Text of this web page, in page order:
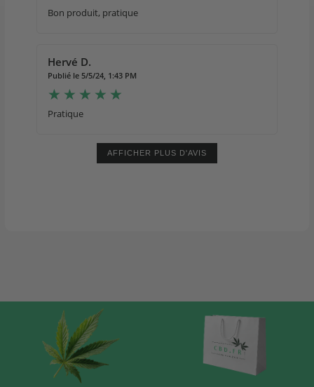
Bon produit, pratique
Hervé D.
Publié le 5/5/24, 1:43 PM
Pratique
AFFICHER PLUS D'AVIS